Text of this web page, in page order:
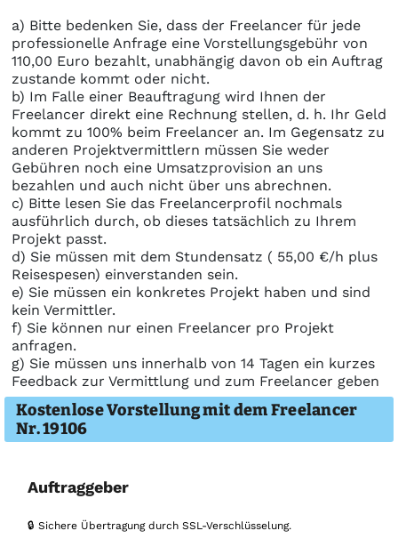
a) Bitte bedenken Sie, dass der Freelancer für jede
professionelle Anfrage eine Vorstellungsgebühr von
110,00 Euro bezahlt, unabhängig davon ob ein Auftrag
zustande kommt oder nicht.
b) Im Falle einer Beauftragung wird Ihnen der
Freelancer direkt eine Rechnung stellen, d. h. Ihr Geld
kommt zu 100% beim Freelancer an. Im Gegensatz zu
anderen Projektvermittlern müssen Sie weder
Gebühren noch eine Umsatzprovision an uns
bezahlen und auch nicht über uns abrechnen.
c) Bitte lesen Sie das Freelancerprofil nochmals
ausführlich durch, ob dieses tatsächlich zu Ihrem
Projekt passt.
d) Sie müssen mit dem Stundensatz ( 55,00 €/h plus
Reisespesen) einverstanden sein.
e) Sie müssen ein konkretes Projekt haben und sind
kein Vermittler.
f) Sie können nur einen Freelancer pro Projekt
anfragen.
g) Sie müssen uns innerhalb von 14 Tagen ein kurzes
Feedback zur Vermittlung und zum Freelancer geben
Kostenlose Vorstellung mit dem Freelancer
Nr. 19106
Auftraggeber
🔒 Sichere Übertragung durch SSL-Verschlüsselung.